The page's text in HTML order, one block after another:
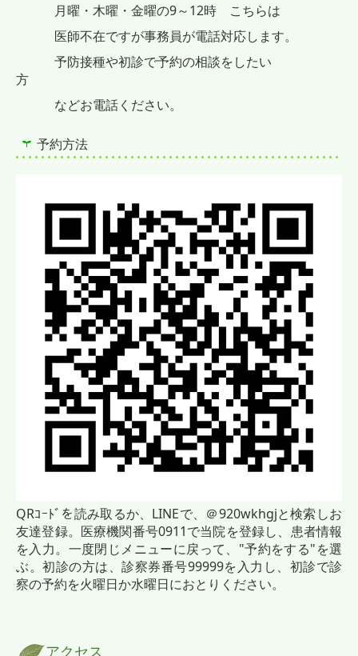
月曜・木曜・金曜の9～12時 こちらは
医師不在ですが事務員が電話対応します。
予防接種や初診で予約の相談をしたい
方
などお電話ください。
予約方法
QRｺｰﾄﾞを読み取るか、LINEで、＠920wkhgjと検索しお
友達登録。 医療機関番号0911で当院を登録し、 患者情報
を入力。 一度閉じメニューに戻って、"予約をする"を選
ぶ。初診の方は、診察券番号99999を入力し、初診で診
察の予約を火曜日か水曜日におとりください。
アクセス